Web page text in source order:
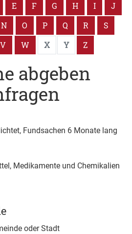
E F G H I
J
N O P Q R
S
V W X Y Z
abgeben
Fundsachen 6 Monate lang
Medikamente und Chemikalien
oder Stadt